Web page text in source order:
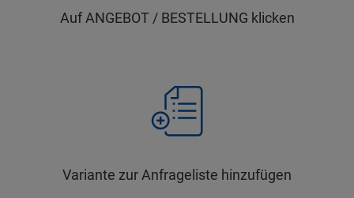
Auf ANGEBOT / BESTELLUNG klicken
Variante zur Anfrageliste hinzufügen